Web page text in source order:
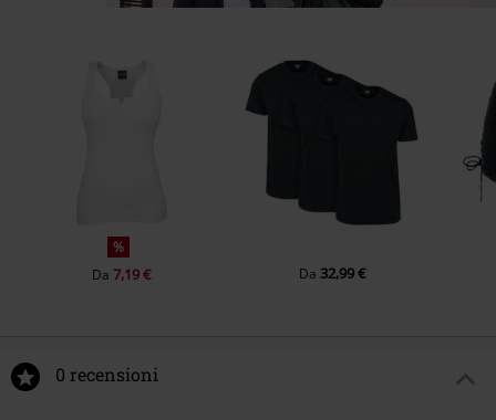
%
Da7,19 € Da 32,99 €
0 recensioni